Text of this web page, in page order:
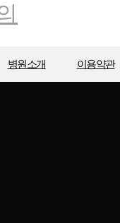
병원소개 이용약관